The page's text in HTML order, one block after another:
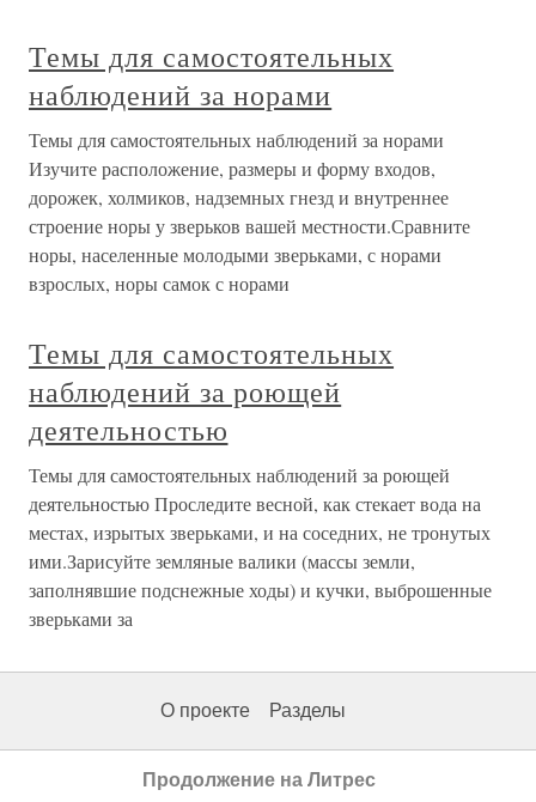
Темы для самостоятельных
наблюдений за норами
Темы для самостоятельных наблюдений за норами
Изучите расположение, размеры и форму входов,
дорожек, холмиков, надземных гнезд и внутреннее
строение норы у зверьков вашей местности.Сравните
норы, населенные молодыми зверьками, с норами
взрослых, норы самок с норами
Темы для самостоятельных
наблюдений за роющей
деятельностью
Темы для самостоятельных наблюдений за роющей
деятельностью Проследите весной, как стекает вода на
местах, изрытых зверьками, и на соседних, не тронутых
ими.Зарисуйте земляные валики (массы земли,
заполнявшие подснежные ходы) и кучки, выброшенные
зверьками за
О проекте Разделы
Продолжение на Литрес